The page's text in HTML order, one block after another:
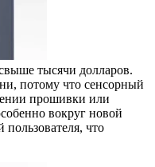
тысячи долларов.
потому что сенсорный
прошивки или
вокруг новой
что